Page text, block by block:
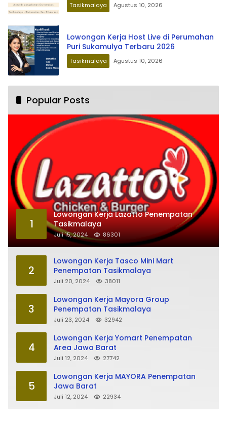
Tasikmalaya Agustus 10, 2026
Lowongan Kerja Host Live di Perumahan
Puri Sukamulya Terbaru 2026
Tasikmalaya Agustus 10, 2026
Popular Posts
1
Lowongan Kerja Lazatto Penempatan
Tasikmalaya
Juli 15, 2024 86301
2
Lowongan Kerja Tasco Mini Mart
Penempatan Tasikmalaya
Juli 20, 2024 38011
3
Lowongan Kerja Mayora Group
Penempatan Tasikmalaya
Juli 23, 2024 32942
4
Lowongan Kerja Yomart Penempatan
Area Jawa Barat
Juli 12, 2024 27742
5
Lowongan Kerja MAYORA Penempatan
Jawa Barat
Juli 12, 2024 22934